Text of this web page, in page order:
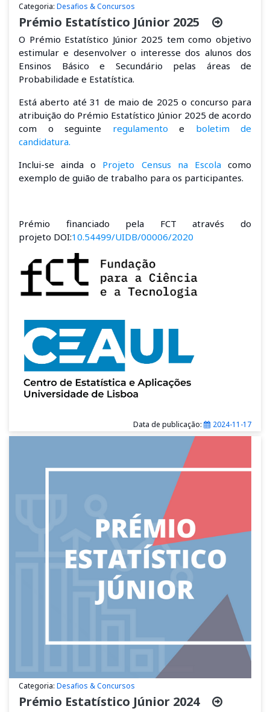
Categoria: Desafios & Concursos
Prémio Estatístico Júnior 2025
O Prémio Estatístico Júnior 2025 tem como objetivo
estimular e desenvolver o interesse dos alunos dos
Ensinos Básico e Secundário pelas áreas de
Probabilidade e Estatística.
Está aberto até 31 de maio de 2025 o concurso para
atribuição do Prémio Estatístico Júnior 2025 de acordo
com o seguinte regulamento e boletim de
candidatura.
Inclui-se ainda o Projeto Census na Escola como
exemplo de guião de trabalho para os participantes.
Prémio financiado pela FCT através do
projeto DOI:10.54499/UIDB/00006/2020
Data de publicação: 2024-11-17
Categoria: Desafios & Concursos
Prémio Estatístico Júnior 2024